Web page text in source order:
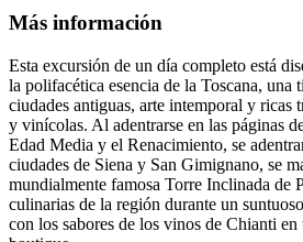
Más información
Esta excursión de un día completo está
la polifacética esencia de la Toscana, una
ciudades antiguas, arte intemporal y ricas
y vinícolas. Al adentrarse en las páginas
Edad Media y el Renacimiento, se
ciudades de Siena y San Gimignano, se
mundialmente famosa Torre Inclinada de
culinarias de la región durante un
con los sabores de los vinos de Chianti en